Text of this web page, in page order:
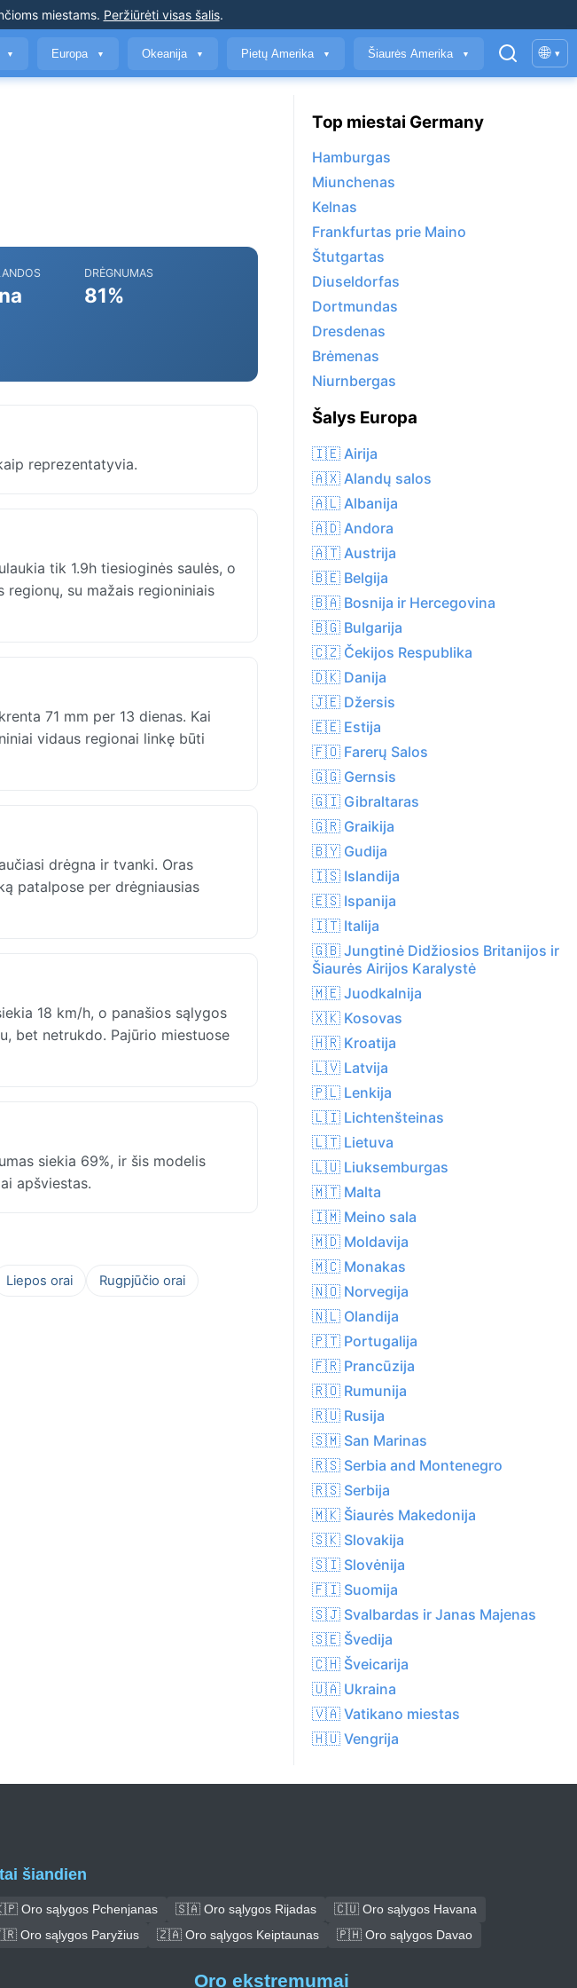
miestams. Peržiūrėti visas šalis.
▼ Europa ▼ Okeanija ▼ Pietų Amerika ▼ Šiaurės Amerika ▼ 🌐 ▾
DRĖGNUMAS
81%
reprezentatyvia.
tik 1.9h tiesioginės saulės, o
regionų, su mažais regioniniais
71 mm per 13 dienas. Kai
vidaus regionai linkę būti
drėgna ir tvanki. Oras
patalpose per drėgniausias
18 km/h, o panašios sąlygos
bet netrukdo. Pajūrio miestuose
siekia 69%, ir šis modelis
apšviestas.
Liepos orai
Rugpjūčio orai
Top miestai Germany
Hamburgas
Miunchenas
Kelnas
Frankfurtas prie Maino
Štutgartas
Diuseldorfas
Dortmundas
Dresdenas
Brėmenas
Niurnbergas
Šalys Europa
🇮🇪 Airija
🇦🇽 Alandų salos
🇦🇱 Albanija
🇦🇩 Andora
🇦🇹 Austrija
🇧🇪 Belgija
🇧🇦 Bosnija ir Hercegovina
🇧🇬 Bulgarija
🇨🇿 Čekijos Respublika
🇩🇰 Danija
🇯🇪 Džersis
🇪🇪 Estija
🇫🇴 Farerų Salos
🇬🇬 Gernsis
🇬🇮 Gibraltaras
🇬🇷 Graikija
🇧🇾 Gudija
🇮🇸 Islandija
🇪🇸 Ispanija
🇮🇹 Italija
🇬🇧 Jungtinė Didžiosios Britanijos ir
Šiaurės Airijos Karalystė
🇲🇪 Juodkalnija
🇽🇰 Kosovas
🇭🇷 Kroatija
🇱🇻 Latvija
🇵🇱 Lenkija
🇱🇮 Lichtenšteinas
🇱🇹 Lietuva
🇱🇺 Liuksemburgas
🇲🇹 Malta
🇮🇲 Meino sala
🇲🇩 Moldavija
🇲🇨 Monakas
🇳🇴 Norvegija
🇳🇱 Olandija
🇵🇹 Portugalija
🇫🇷 Prancūzija
🇷🇴 Rumunija
🇷🇺 Rusija
🇸🇲 San Marinas
🇷🇸 Serbia and Montenegro
🇷🇸 Serbija
🇲🇰 Šiaurės Makedonija
🇸🇰 Slovakija
🇸🇮 Slovėnija
🇫🇮 Suomija
🇸🇯 Svalbardas ir Janas Majenas
🇸🇪 Švedija
🇨🇭 Šveicarija
🇺🇦 Ukraina
🇻🇦 Vatikano miestas
🇭🇺 Vengrija
šiandien
Oro sąlygos Pchenjanas 🇸🇦 Oro sąlygos Rijadas
🇨🇺 Oro sąlygos Havana
Oro sąlygos Paryžius 🇿🇦 Oro sąlygos Keiptaunas 🇵🇭 Oro sąlygos Davao
Oro ekstremumai